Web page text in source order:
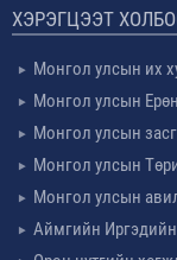
ХЭРЭГЦЭЭТ
Монгол улсын их
Монгол улсын
Монгол улсын
Монгол улсын
Монгол улсын
Аймгийн Иргэдийн